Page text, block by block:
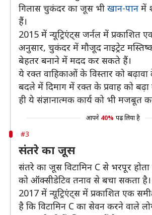
गिलास चुकंदर का जूस भी खान-पान में
हैं।
2015 में न्यूट्रिएंट्स जर्नल में प्रकाशित
अनुसार, चुकंदर में मौजूद नाइट्रेट
बेहतर बनाने में मदद कर सकते हैं।
ये रक्त वाहिकाओं के विस्तार को
बदले में दिमाग में रक्त के प्रवाह को
ही ये संज्ञानात्मक कार्य को भी मजबूत
आपने 40% पढ़ लिया है
#3
संतरे का जूस
संतरे का जूस विटामिन C से भरपूर
को ऑक्सीडेटिव तनाव से बचा सकता है।
2017 में न्यूट्रिएंट्स में प्रकाशित एक
है कि विटामिन C का सेवन करने वाले